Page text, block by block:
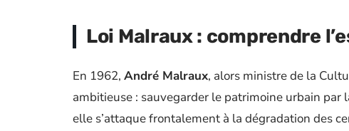
Loi Malraux : comprendre
En 1962, André Malraux, alors ministre de la
ambitieuse : sauvegarder le patrimoine urbain par
elle s’attaque frontalement à la dégradation des